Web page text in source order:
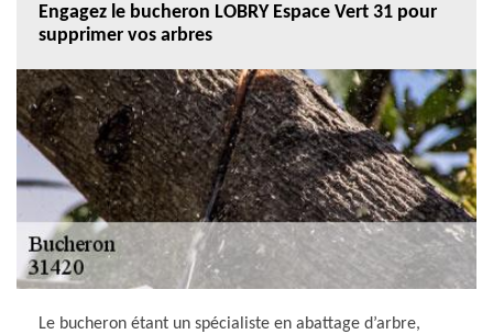
Engagez le bucheron LOBRY Espace Vert 31 pour
supprimer vos arbres
Le bucheron étant un spécialiste en abattage d’arbre,